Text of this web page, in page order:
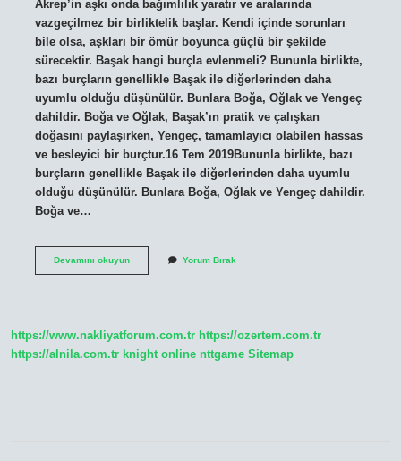
Akrep’in aşkı onda bağımlılık yaratır ve aralarında
vazgeçilmez bir birliktelik başlar. Kendi içinde sorunları
bile olsa, aşkları bir ömür boyunca güçlü bir şekilde
sürecektir. Başak hangi burçla evlenmeli? Bununla birlikte,
bazı burçların genellikle Başak ile diğerlerinden daha
uyumlu olduğu düşünülür. Bunlara Boğa, Oğlak ve Yengeç
dahildir. Boğa ve Oğlak, Başak’ın pratik ve çalışkan
doğasını paylaşırken, Yengeç, tamamlayıcı olabilen hassas
ve besleyici bir burçtur.16 Tem 2019Bununla birlikte, bazı
burçların genellikle Başak ile diğerlerinden daha uyumlu
olduğu düşünülür. Bunlara Boğa, Oğlak ve Yengeç dahildir.
Boğa ve…
Devamını okuyunBaşak
Yorum Bırak
https://www.nakliyatforum.com.tr https://ozertem.com.tr
https://alnila.com.tr knight online nttgame Sitemap